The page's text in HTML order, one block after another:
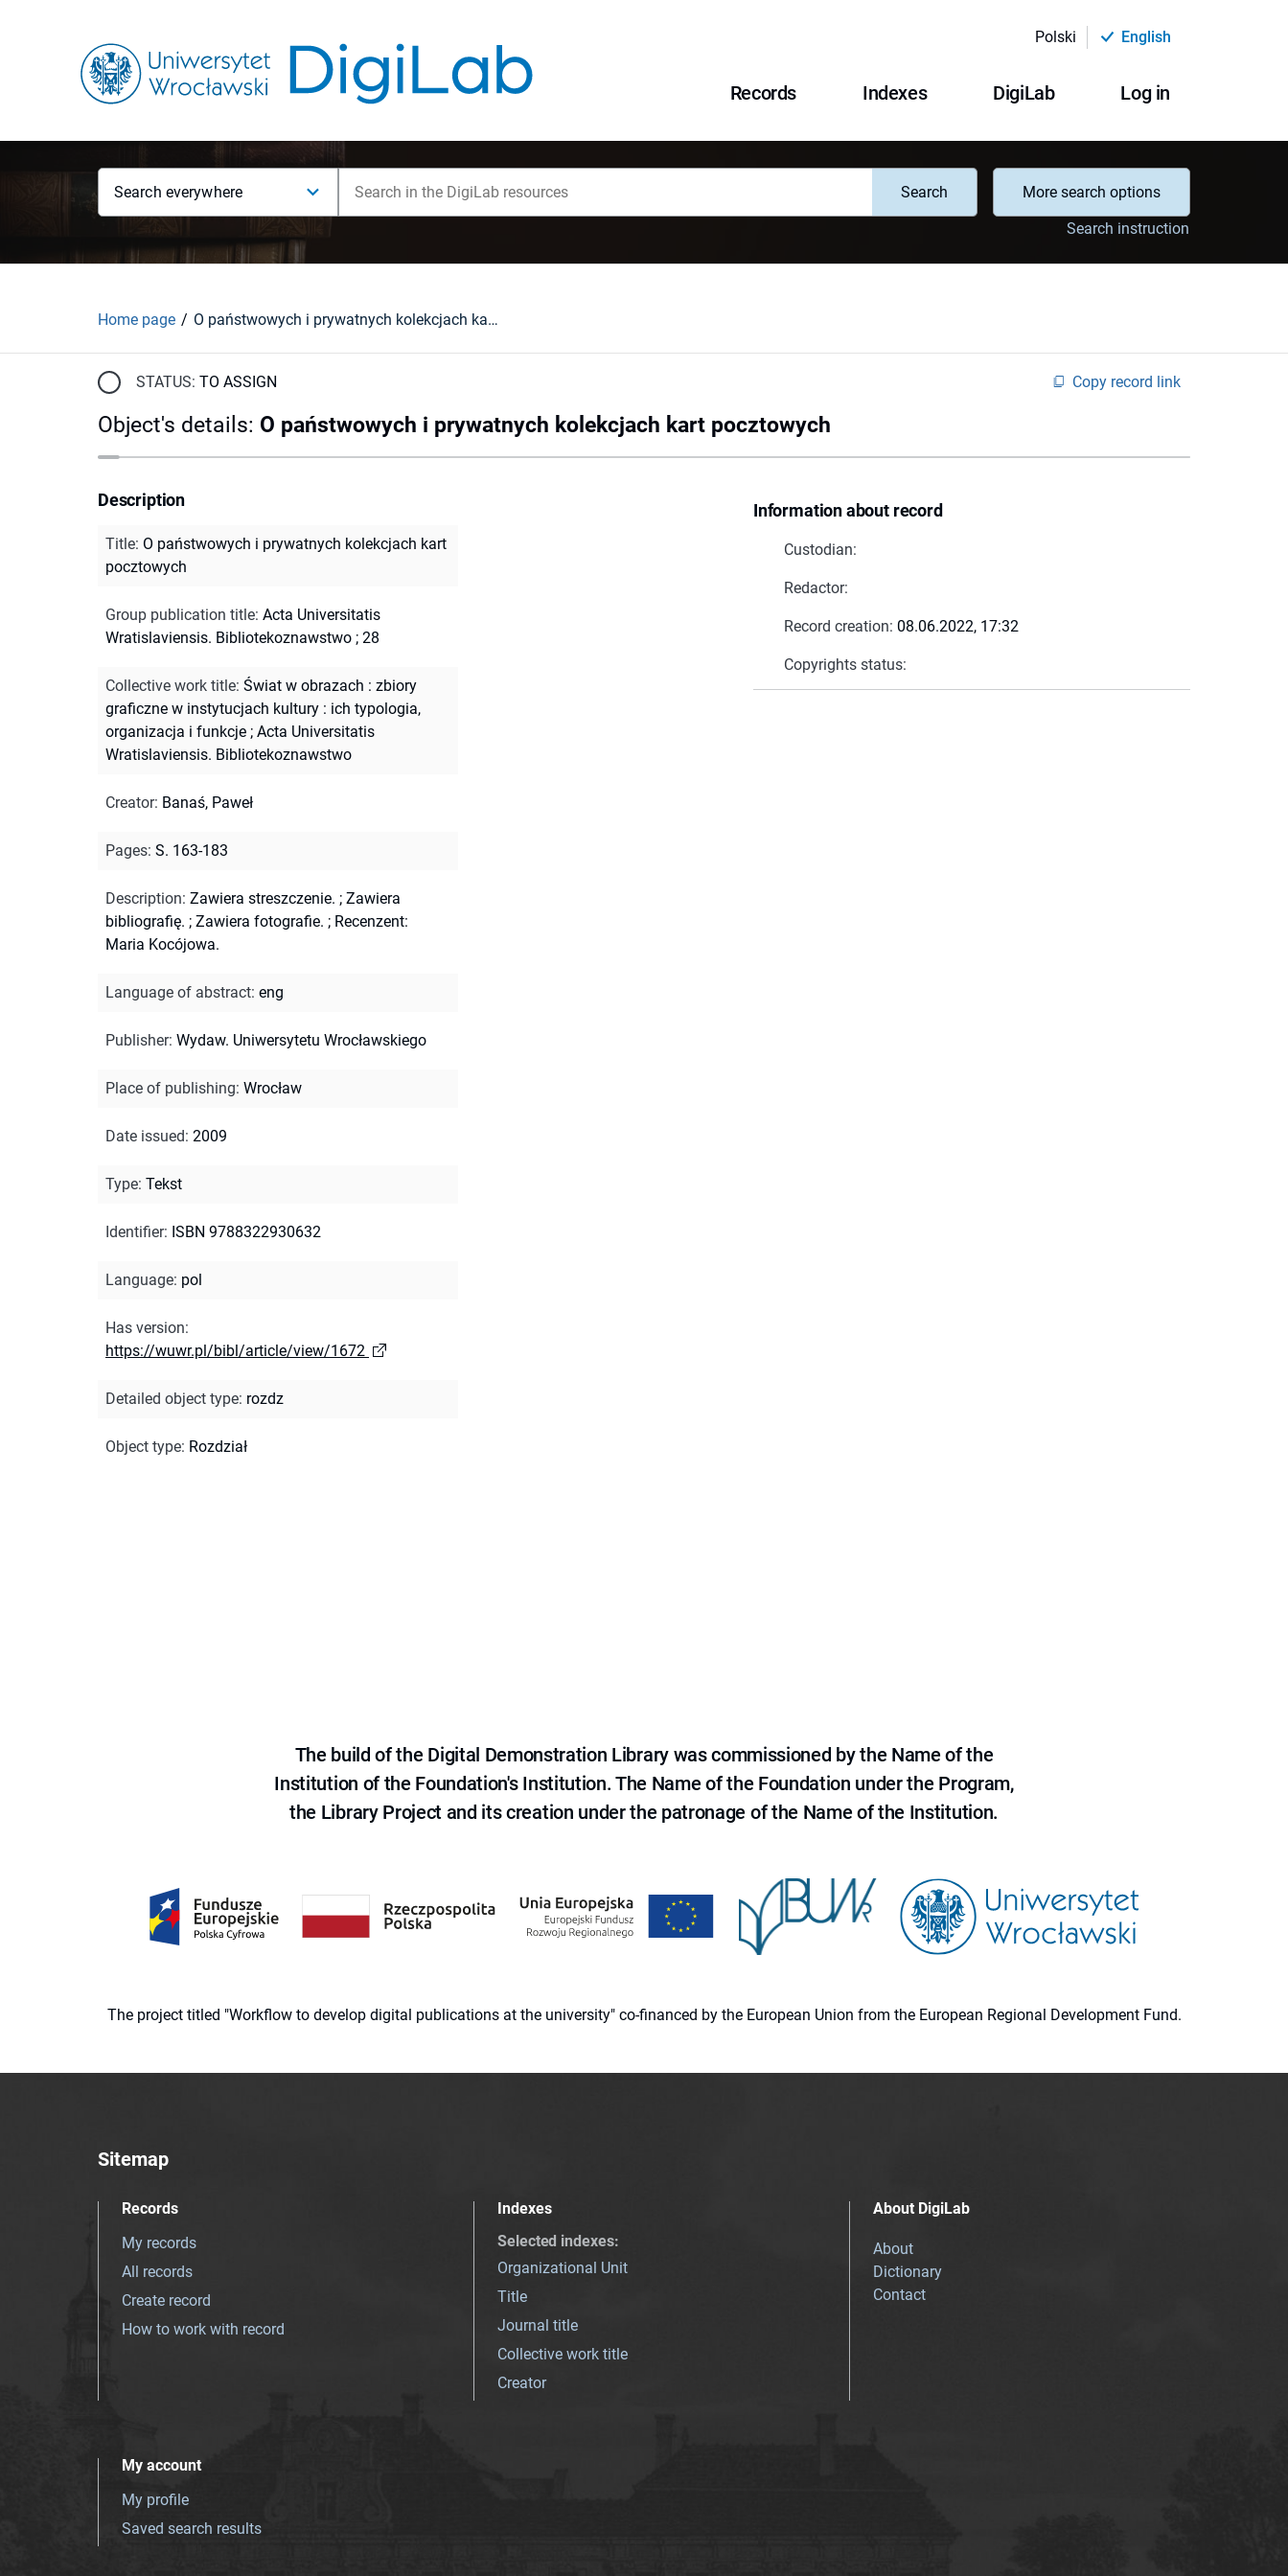
Polski English
Records Indexes DigiLab Log in
Search everywhere Search
More search options
Search instruction
Home page O państwowych i prywatnych kolekcjach kart pocztowych
STATUS: TO ASSIGN Copy record link
Object's details: O państwowych i prywatnych kolekcjach kart pocztowych
Information about record
Custodian:
Redactor:
Record creation: 08.06.2022, 17:32
Copyrights status:
Description
Title: O państwowych i prywatnych kolekcjach kart
pocztowych
Group publication title: Acta Universitatis
Wratislaviensis. Bibliotekoznawstwo ; 28
Collective work title: Świat w obrazach : zbiory
graficzne w instytucjach kultury : ich typologia,
organizacja i funkcje ; Acta Universitatis
Wratislaviensis. Bibliotekoznawstwo
Creator: Banaś, Paweł
Pages: S. 163-183
Description: Zawiera streszczenie. ; Zawiera
bibliografię. ; Zawiera fotografie. ; Recenzent:
Maria Kocójowa.
Language of abstract: eng
Publisher: Wydaw. Uniwersytetu Wrocławskiego
Place of publishing: Wrocław
Date issued: 2009
Type: Tekst
Identifier: ISBN 9788322930632
Language: pol
Has version:
https://wuwr.pl/bibl/article/view/1672
Detailed object type: rozdz
Object type: Rozdział
The build of the Digital Demonstration Library was commissioned by the Name of the
Institution of the Foundation's Institution. The Name of the Foundation under the Program,
the Library Project and its creation under the patronage of the Name of the Institution.
The project titled "Workflow to develop digital publications at the university" co-financed by the European Union from the European Regional Development Fund.
Sitemap
Records
My records
All records
Create record
How to work with record
Indexes
Selected indexes:
Organizational Unit
Title
Journal title
Collective work title
Creator
About DigiLab
About
Dictionary
Contact
My account
My profile
Saved search results